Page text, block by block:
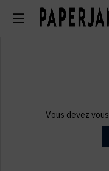
Vous devez